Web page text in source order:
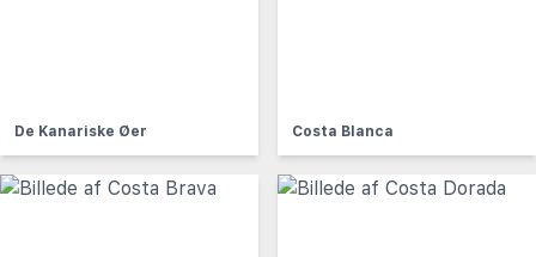
De Kanariske Øer Costa Blanca